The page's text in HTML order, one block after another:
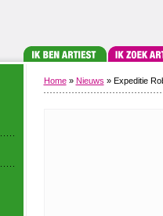
Home » Nieuws » Expeditie